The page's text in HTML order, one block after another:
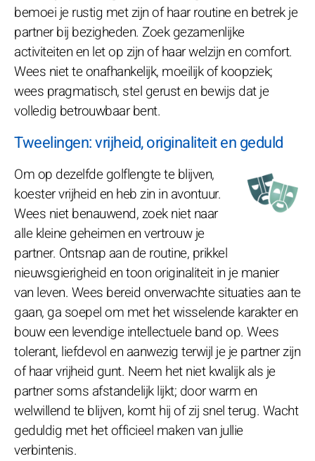
bemoei je rustig met zijn of haar routine en betrek je
partner bij bezigheden. Zoek gezamenlijke
activiteiten en let op zijn of haar welzijn en comfort.
Wees niet te onafhankelijk, moeilijk of koopziek;
wees pragmatisch, stel gerust en bewijs dat je
volledig betrouwbaar bent.
Tweelingen: vrijheid, originaliteit en geduld
Om op dezelfde golflengte te blijven,
koester vrijheid en heb zin in avontuur.
Wees niet benauwend, zoek niet naar
alle kleine geheimen en vertrouw je
partner. Ontsnap aan de routine, prikkel
nieuwsgierigheid en toon originaliteit in je manier
van leven. Wees bereid onverwachte situaties aan te
gaan, ga soepel om met het wisselende karakter en
bouw een levendige intellectuele band op. Wees
tolerant, liefdevol en aanwezig terwijl je je partner zijn
of haar vrijheid gunt. Neem het niet kwalijk als je
partner soms afstandelijk lijkt; door warm en
welwillend te blijven, komt hij of zij snel terug. Wacht
geduldig met het officieel maken van jullie
verbintenis.